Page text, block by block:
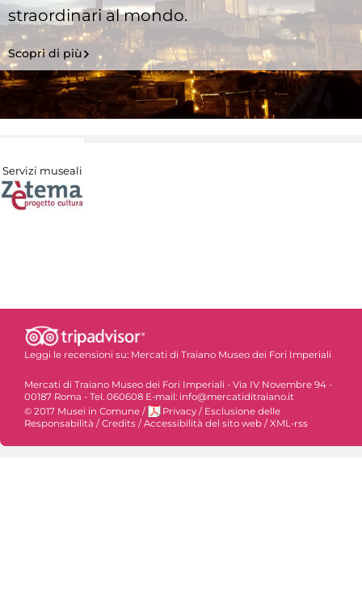
straordinari al mondo.
Scopri di più
Servizi museali
Leggi le recensioni su: Mercati di Traiano Museo dei Fori Imperiali
Mercati di Traiano Museo dei Fori Imperiali - Via IV Novembre 94 -
00187 Roma - Tel. 060608 E-mail: info@mercatiditraiano.it
© 2017 Musei in Comune / Privacy / Esclusione delle
Responsabilità /Credits /Accessibilità del sito web /XML-rss